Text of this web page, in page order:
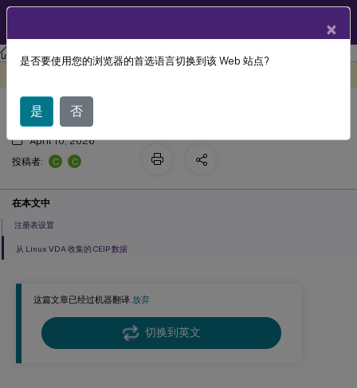
Linux 虚拟投递代理 Linux Virtual Delivery Agent 2303
这篇文章已经过机器翻译.放弃
切换到英文
Citrix 客户体验改善计划 (CEIP)
April 10, 2026
投稿者:
C C
在本文中
注册表设置
从 Linux VDA 收集的 CEIP 数据
×
是否要使用您的浏览器的首选语言切换到该 Web 站点?
是 否